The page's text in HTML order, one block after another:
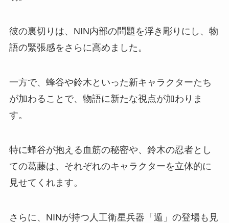
彼の裏切りは、NIN内部の問題を浮き彫りにし、物
語の緊張感をさらに高めました。
一方で、蜂谷や鈴木といった新キャラクターたち
が加わることで、物語に新たな視点が加わりま
す。
特に蜂谷が抱える血筋の秘密や、鈴木の忍者とし
ての葛藤は、それぞれのキャラクターを立体的に
見せてくれます。
さらに、NINが持つ人工衛星兵器「遁」の登場も見